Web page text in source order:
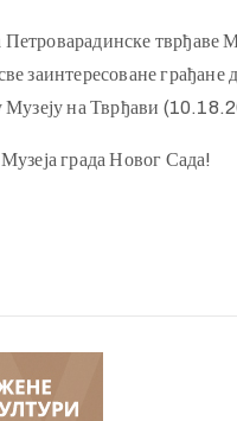
тврђаве
заинтересоване грађане
Музеју на Тврђави
града Новог Сада!